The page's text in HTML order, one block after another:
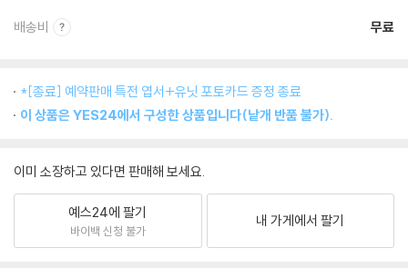
배송비 무료
*[종료] 예약판매 특전 엽서+유닛 포토카드 증정 종료
이 상품은 YES24에서 구성한 상품입니다(낱개 반품 불가).
이미 소장하고 있다면 판매해 보세요.
예스24에 팔기
바이백 신청 불가
내 가게에서 팔기